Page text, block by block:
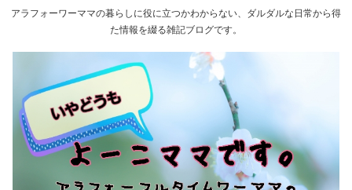
アラフォーワーママの暮らしに役に立つかわからない、ダルダルな日常から得
た情報を綴る雑記ブログです。